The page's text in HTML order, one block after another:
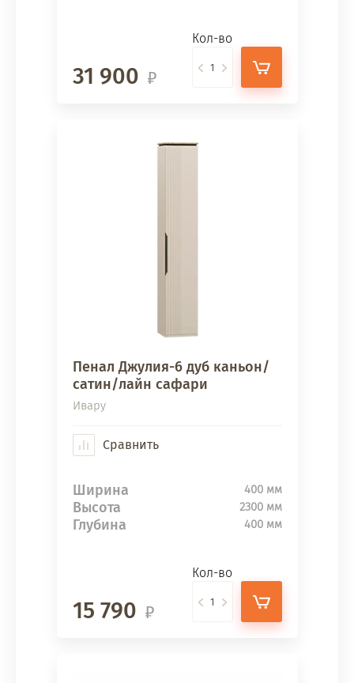
31 900
Кол-во
Пенал Джулия-6 дуб каньон/
сатин/лайн сафари
Ивару
Сравнить
Ширина 400 мм
Высота 2300 мм
Глубина 400 мм
15 790
Кол-во